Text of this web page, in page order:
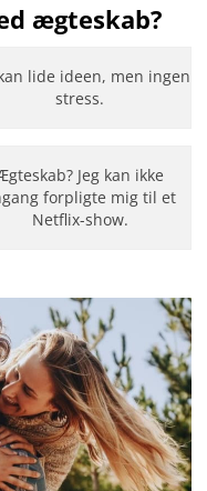
ægteskab?
lide ideen, men ingen
stress.
Jeg kan ikke
forpligte mig til et
Netflix-show.